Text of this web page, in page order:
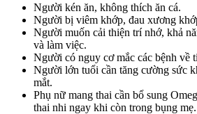
Người kén ăn, không thích ăn cá.
Người bị viêm khớp, đau xương
Người muốn cải thiện trí nhớ, khả
và làm việc.
Người có nguy cơ mắc các bệnh về
Người lớn tuổi cần tăng cường sức
mắt.
Phụ nữ mang thai cần bổ sung
thai nhi ngay khi còn trong bụng mẹ.